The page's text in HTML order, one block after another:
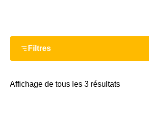
Filtres
Affichage de tous les 3 résultats